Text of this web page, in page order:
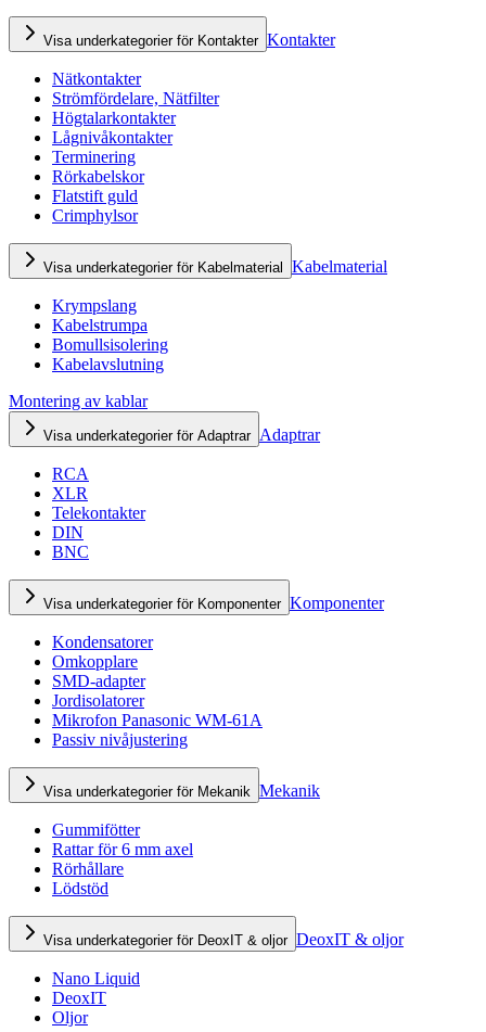
Visa underkategorier för Kontakter Kontakter
Nätkontakter
Strömfördelare, Nätfilter
Högtalarkontakter
Lågnivåkontakter
Terminering
Rörkabelskor
Flatstift guld
Crimphylsor
Visa underkategorier för Kabelmaterial Kabelmaterial
Krympslang
Kabelstrumpa
Bomullsisolering
Kabelavslutning
Montering av kablar
Visa underkategorier för Adaptrar Adaptrar
RCA
XLR
Telekontakter
DIN
BNC
Visa underkategorier för Komponenter Komponenter
Kondensatorer
Omkopplare
SMD-adapter
Jordisolatorer
Mikrofon Panasonic WM-61A
Passiv nivåjustering
Visa underkategorier för Mekanik Mekanik
Gummifötter
Rattar för 6 mm axel
Rörhållare
Lödstöd
Visa underkategorier för DeoxIT & oljor DeoxIT & oljor
Nano Liquid
DeoxIT
Oljor